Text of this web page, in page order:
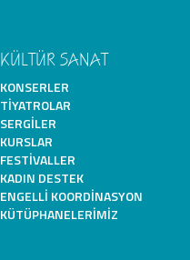
KÜLTÜR SANAT
KONSERLER
TIYATROLAR
SERGILER
KURSLAR
FESTIVALLER
KADIN DESTEK
ENGELLI KOORDINASYON
KÜTÜPHANELERIMIZ